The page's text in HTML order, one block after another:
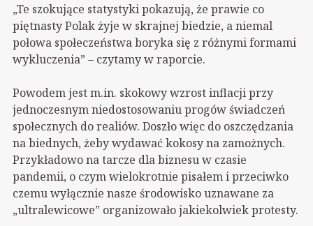
„Te szokujące statystyki pokazują, że prawie co
piętnasty Polak żyje w skrajnej biedzie, a niemal
połowa społeczeństwa boryka się z różnymi formami
wykluczenia” – czytamy w raporcie.
Powodem jest m.in. skokowy wzrost inflacji przy
jednoczesnym niedostosowaniu progów świadczeń
społecznych do realiów. Doszło więc do oszczędzania
na biednych, żeby wydawać kokosy na zamożnych.
Przykładowo na tarcze dla biznesu w czasie
pandemii, o czym wielokrotnie pisałem i przeciwko
czemu wyłącznie nasze środowisko uznawane za
„ultralewicowe” organizowało jakiekolwiek protesty.